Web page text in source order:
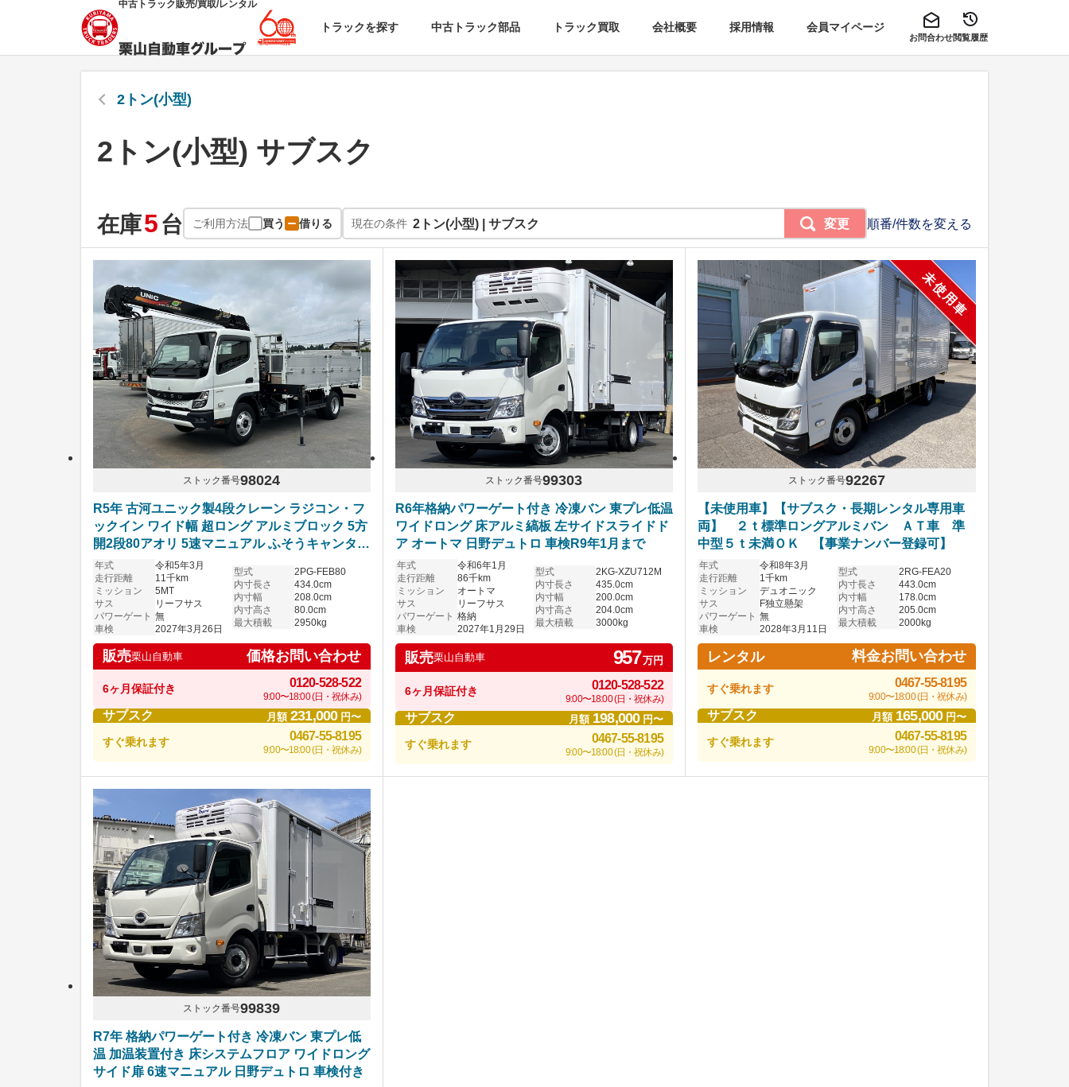
中古トラック販売/買取/レンタル
トラックを探す 中古トラック部品 トラック買取 会社概要 採用情報 会員マイページ
お問合わせ閲覧履歴
2トン(小型)
2トン(小型) サブスク
在庫5台 順番/件数を変える
ご利用方法 買う 借りる 現在の条件 2トン(小型) | サブスク 変更
ストック番号98024
R5年 古河ユニック製4段クレーン ラジコン・フ
ックイン ワイド幅 超ロング アルミブロック 5方
開2段80アオリ 5速マニュアル ふそうキャンター
R9年3月まで車検付き
年式
令和5年3月
走行距離
11千km
ミッション
5MT
サス
リーフサス
パワーゲート 無
車検
2027年3月26日
型式
2PG-FEB80
内寸長さ
434.0cm
内寸幅
208.0cm
内寸高さ
80.0cm
最大積載
2950kg
販売栗山自動車 価格お問い合わせ
6ヶ月保証付き 0120-528-522
9:00〜18:00 (日・祝休み)
サブスク 月額231,000円〜
すぐ乗れます 0467-55-8195
9:00〜18:00 (日・祝休み)
ストック番号99303
R6年格納パワーゲート付き 冷凍バン 東プレ低温
ワイドロング 床アルミ縞板 左サイドスライドド
ア オートマ 日野デュトロ 車検R9年1月まで
年式
令和6年1月
走行距離
86千km
ミッション
オートマ
サス
リーフサス
パワーゲート 格納
車検
2027年1月29日
型式
2KG-XZU712M
内寸長さ
435.0cm
内寸幅
200.0cm
内寸高さ
204.0cm
最大積載
3000kg
販売栗山自動車 957万円
6ヶ月保証付き 0120-528-522
9:00〜18:00 (日・祝休み)
サブスク 月額 198,000円〜
すぐ乗れます 0467-55-8195
9:00〜18:00 (日・祝休み)
未使用車
ストック番号92267
【未使用車】【サブスク・長期レンタル専用車
両】 ２ｔ標準ロングアルミバン ＡＴ車 準
中型５ｔ未満ＯＫ 【事業ナンバー登録可】
年式
令和8年3月
走行距離
1千km
ミッション
デュオニック
サス
F独立懸架
パワーゲート 無
車検
2028年3月11日
型式
2RG-FEA20
内寸長さ
443.0cm
内寸幅
178.0cm
内寸高さ
205.0cm
最大積載
2000kg
レンタル 料金お問い合わせ
すぐ乗れます 0467-55-8195
9:00〜18:00 (日・祝休み)
サブスク 月額 165,000円〜
すぐ乗れます 0467-55-8195
9:00〜18:00 (日・祝休み)
ストック番号99839
R7年 格納パワーゲート付き 冷凍バン 東プレ低
温 加温装置付き 床システムフロア ワイドロング
サイド扉 6速マニュアル 日野デュトロ 車検付き